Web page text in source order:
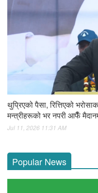
थुप्रिएको पैसा, रित्तिएको
मन्त्रीहरूको भर नपरी आफैँ
Jul 11, 2026 11:31 AM
Popular News